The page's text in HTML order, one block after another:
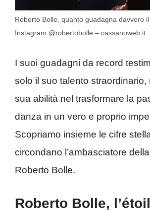
Roberto Bolle, quanto guadagna davvero
Instagram @robertobolle – cassanoweb.it
I suoi guadagni da record
solo il suo talento straordinario,
sua abilità nel trasformare la
danza in un vero e proprio
Scopriamo insieme le cifre
circondano l’ambasciatore
Roberto Bolle.
Roberto Bolle,